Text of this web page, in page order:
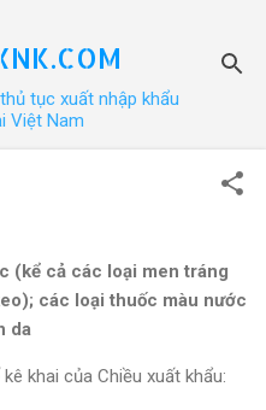
tục xuất nhập khẩu
Việt Nam
(kể cả các loại men tráng
các loại thuốc màu nước
da
khai của Chiều xuất khẩu: